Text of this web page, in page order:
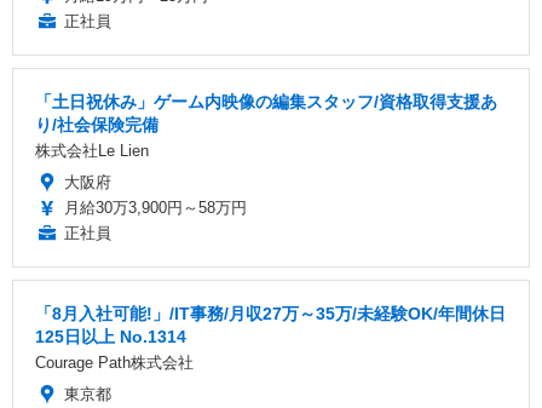
正社員
「土日祝休み」ゲーム内映像の編集スタッフ/資格取得支援あ
り/社会保険完備
株式会社Le Lien
大阪府
月給30万3,900円～58万円
正社員
「8月入社可能!」/IT事務/月収27万～35万/未経験OK/年間休日
125日以上 No.1314
Courage Path株式会社
東京都